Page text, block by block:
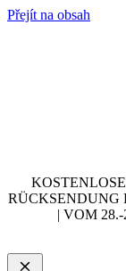
Přejít na obsah
RÜCKSENDUNG
| VOM